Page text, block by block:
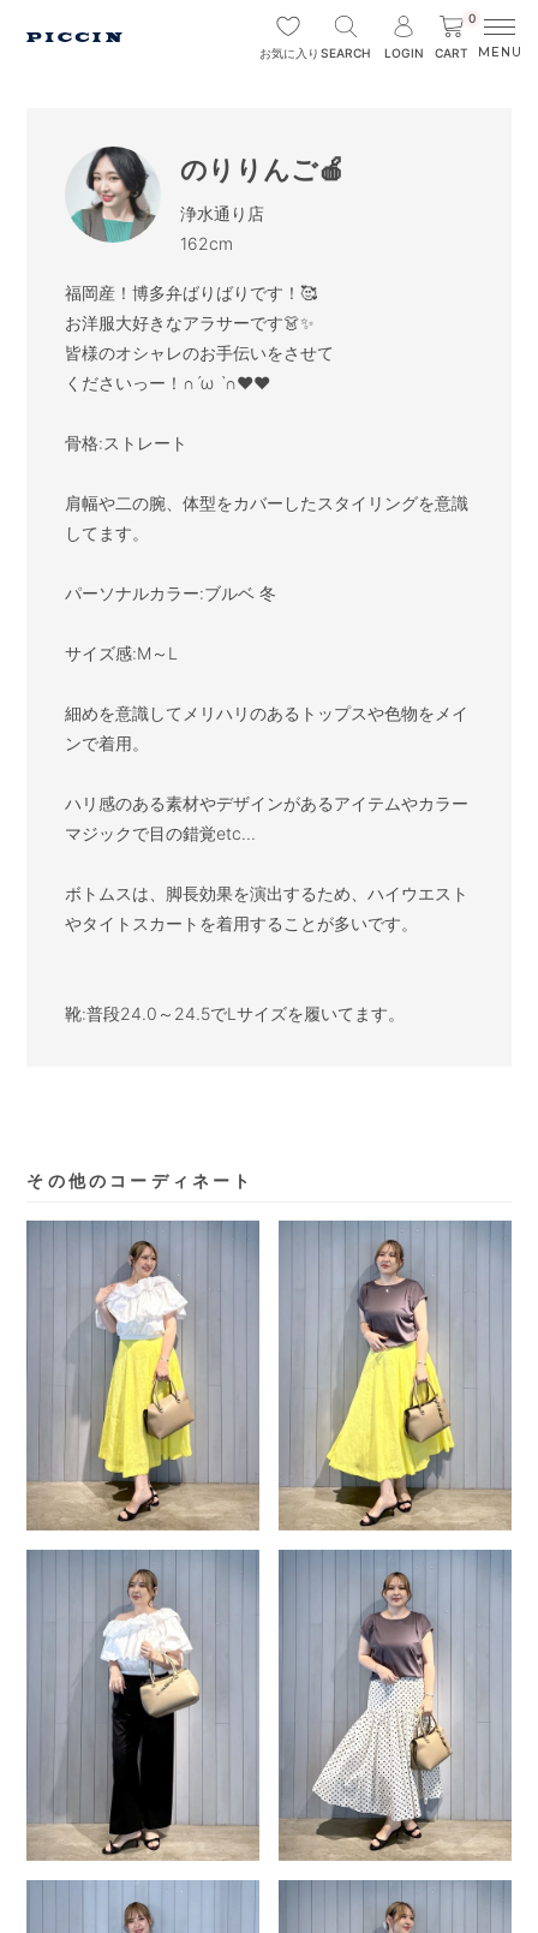
お気に入り SEARCH LOGIN
0
CART
のりりんご🍎
浄水通り店
162cm
福岡産！博多弁ばりばりです！🥰
お洋服大好きなアラサーです👗✨
皆様のオシャレのお手伝いをさせて
くださいっー！∩ˊω ˋ∩❤❤
骨格:ストレート
肩幅や二の腕、体型をカバーしたスタイリングを意識
してます。
パーソナルカラー:ブルベ 冬
サイズ感:M～L
細めを意識してメリハリのあるトップスや色物をメイ
ンで着用。
ハリ感のある素材やデザインがあるアイテムやカラー
マジックで目の錯覚etc...
ボトムスは、脚長効果を演出するため、ハイウエスト
やタイトスカートを着用することが多いです。
靴:普段24.0～24.5でLサイズを履いてます。
その他のコーディネート